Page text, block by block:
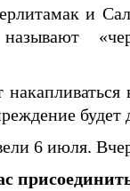
и
будет
6 июля.